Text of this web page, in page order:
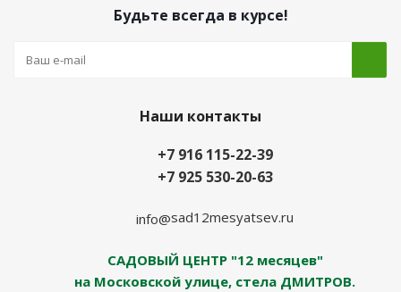
Будьте всегда в курсе!
Наши контакты
+7 916 115-22-39
+7 925 530-20-63
info@sad12mesyatsev.ru
САДОВЫЙ ЦЕНТР "12 месяцев"
на Московской улице, стела ДМИТРОВ.